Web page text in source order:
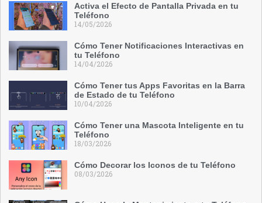
Activa el Efecto de Pantalla Privada en tu
Teléfono
14/05/2026
Cómo Tener Notificaciones Interactivas en
tu Teléfono
14/04/2026
Cómo Tener tus Apps Favoritas en la Barra
de Estado de tu Teléfono
10/04/2026
Cómo Tener una Mascota Inteligente en tu
Teléfono
18/03/2026
Cómo Decorar los Iconos de tu Teléfono
08/03/2026